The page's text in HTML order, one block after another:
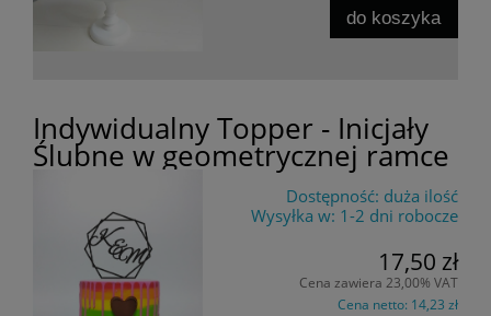
do koszyka
Indywidualny Topper - Inicjały
Ślubne w geometrycznej ramce
Dostępność: duża ilość
Wysyłka w: 1-2 dni robocze
17,50 zł
Cena zawiera 23,00% VAT
Cena netto: 14,23 zł